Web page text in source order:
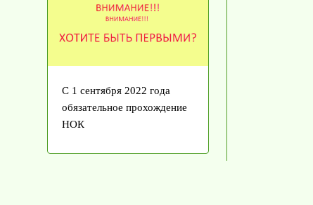
С 1 сентября 2022 года
обязательное прохождение
НОК